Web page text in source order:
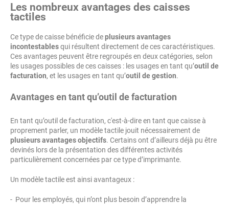
Les nombreux avantages des caisses
tactiles
Ce type de caisse bénéficie deplusieurs avantages
incontestablesqui résultent directement de ces caractéristiques.
Ces avantages peuvent être regroupés en deux catégories, selon
les usages possibles de ces caisses : les usages en tant qu’outil de
facturation, et les usages en tant qu’outil de gestion.
Avantages en tant qu’outil de facturation
En tant qu’outil de facturation, c'est-à-dire en tant que caisse à
proprement parler, un modèle tactile jouit nécessairement de
plusieurs avantages objectifs. Certains ont d’ailleurs déjà pu être
devinés lors de la présentation des différentes activités
particulièrement concernées par ce type d’imprimante.
Un modèle tactile est ainsi avantageux :
- Pour les employés, qui n’ont plus besoin d’apprendre la